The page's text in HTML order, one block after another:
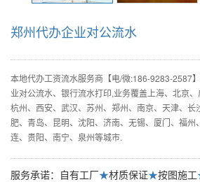
郑州代办企业对公流水
本地代办工资流水服务商【电/微:186-9283-2587
业对公流水、银行流水打印,业务覆盖上海、北京、
杭州、西安、武汉、苏州、郑州、南京、天津、长
肥、青岛、昆明、沈阳、济南、无锡、厦门、福州
连、贵阳、南宁、泉州等城市.
服务承诺：自有工厂★材质保证★按图施工